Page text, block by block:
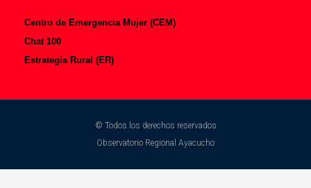
Centro de Emergencia Mujer (CEM)
Chat 100
Estrategia Rural (ER)
© Todos los derechos reservados
Observatorio Regional Ayacucho